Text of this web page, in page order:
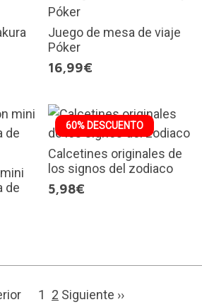
Juego de mesa de viaje
Póker
16,99€
de
60% DESCUENTO
Calcetines originales de
los signos del zodiaco
5,98€
1 2 Siguiente ››